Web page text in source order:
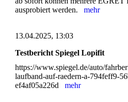
ausprobiert werden. mehr
13.04.2025, 13:03
Testbericht Spiegel Lopifit
https://www.spiegel.de/auto/
laufband-auf-raedern-a-794feff9-
ef4af05a226d mehr